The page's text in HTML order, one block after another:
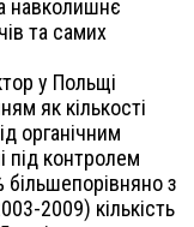
навколишнє
та самих
у Польщі
як кількості
органічним
під контролем
більшепорівняно з
2009) кількість